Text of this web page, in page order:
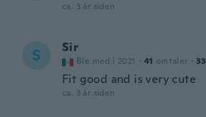
ca. 3 år siden
S Sir
Ble med i 2021 · 41 omtaler · 33
Fit good and is very cute
ca. 3 år siden